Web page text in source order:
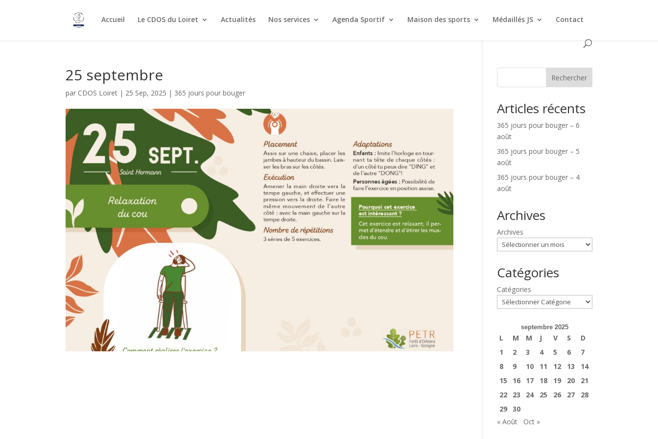
Accueil Le CDOS du Loiret Actualités Nos services Agenda Sportif Maison des sports Médaillés JS Contact
25 septembre
par CDOS Loiret | 25 Sep, 2025 | 365 jours pour bouger
Rechercher
Articles récents
365 jours pour bouger – 6
août
365 jours pour bouger – 5
août
365 jours pour bouger – 4
août
Archives
Archives
Catégories
Catégories
septembre 2025
L M M J V S
D
1
2 3 4 5 6
7
8
9 10 11 12 13
14
15
16 17 18 19 20
21
22
23 24 25 26 27
28
29 30
« Août
Oct »